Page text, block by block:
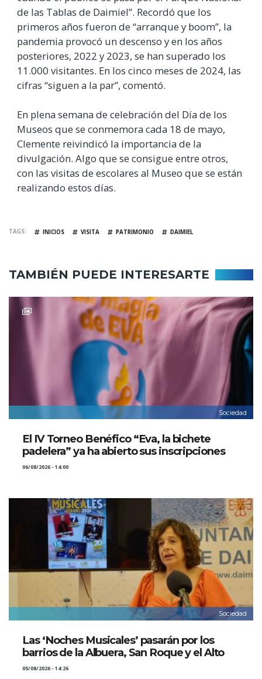
de las Tablas de Daimiel”. Recordó que los
primeros años fueron de “arranque y boom”, la
pandemia provocó un descenso y en los años
posteriores, 2022 y 2023, se han superado los
11.000 visitantes. En los cinco meses de 2024, las
cifras “siguen a la par”, comentó.
En plena semana de celebración del Día de los
Museos que se conmemora cada 18 de mayo,
Clemente reivindicó la importancia de la
divulgación. Algo que se consigue entre otros,
con las visitas de escolares al Museo que se están
realizando estos días.
TAGS INICIOS VISITA PATRIMONIO DAIMIEL
TAMBIÉN PUEDE INTERESARTE
Sociedad
El IV Torneo Benéfico “Eva, la bichete
padelera” ya ha abierto sus inscripciones
06/08/2026 - 14:00
Sociedad
Las ‘Noches Musicales’ pasarán por los
barrios de la Albuera, San Roque y el Alto
05/08/2026 - 14:26